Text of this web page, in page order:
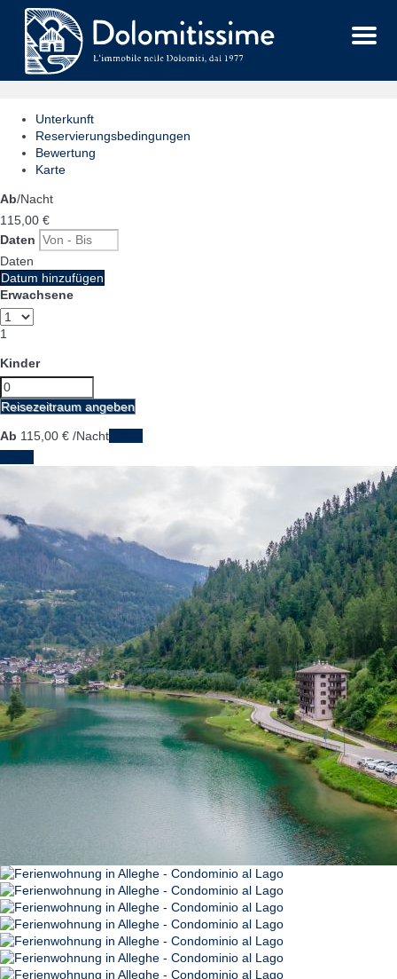
Menu
Unterkunft
Reservierungsbedingungen
Bewertung
Karte
Ab/Nacht
115, 00 €
Daten
Daten
Datum hinzufügen
Erwachsene
1
Kinder
Reisezeitraum angeben
Ab 115, 00 € /Nacht